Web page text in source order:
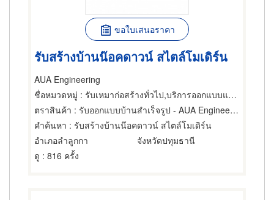
ขอใบเสนอราคา
รับสร้างบ้านน๊อคดาวน์ สไตล์โมเดิร์น
AUA Engineering
ชื่อหมวดหมู่ : รับเหมาก่อสร้างทั่วไป,บริการออกแบบและจัดบ้าน,รับสร้างบ้านทรงไทย
ตราสินค้า : รับออกแบบบ้านสำเร็จรูป - AUA Engineering
คำค้นหา : รับสร้างบ้านน๊อคดาวน์ สไตล์โมเดิร์น
อำเภอลำลูกกา
จังหวัดปทุมธานี
ดู : 816 ครั้ง